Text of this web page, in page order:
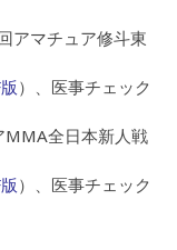
アマチュア修斗東
）、医事チェック
MMA全日本新人戦
）、医事チェック